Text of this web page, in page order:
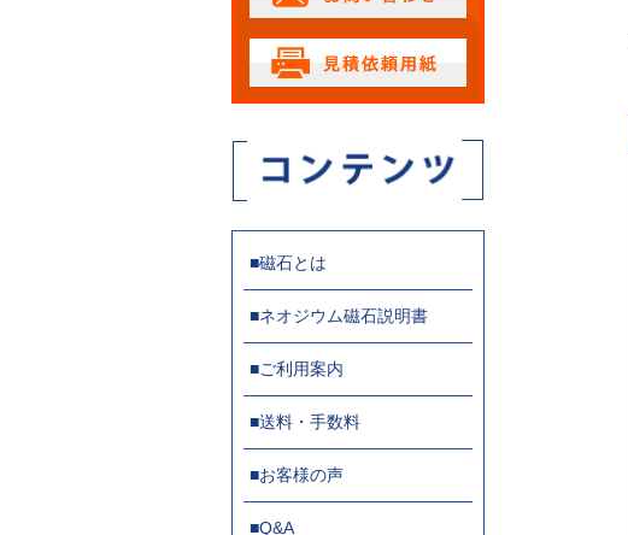
■磁石とは
■ネオジウム磁石説明書
■ご利用案内
■送料・手数料
■お客様の声
■Q&A